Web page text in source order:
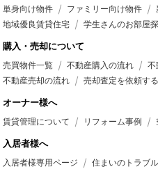
単身向け物件
ファミリー向け物件
地域優良賃貸住宅
学生さんのお部屋
購入・売却について
売買物件一覧 不動産購入の流れ
不
不動産売却の流れ
売却査定を依頼する
オーナー様へ
賃貸管理について リフォーム事例
入居者様へ
入居者様専用ページ 住まいのトラブ